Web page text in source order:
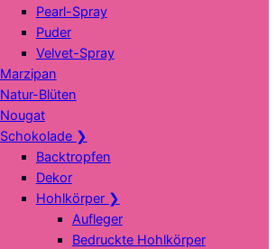
Pearl-Spray
Puder
Velvet-Spray
Marzipan
Natur-Blüten
Nougat
Schokolade ❯
Backtropfen
Dekor
Hohlkörper ❯
Aufleger
Bedruckte Hohlkörper